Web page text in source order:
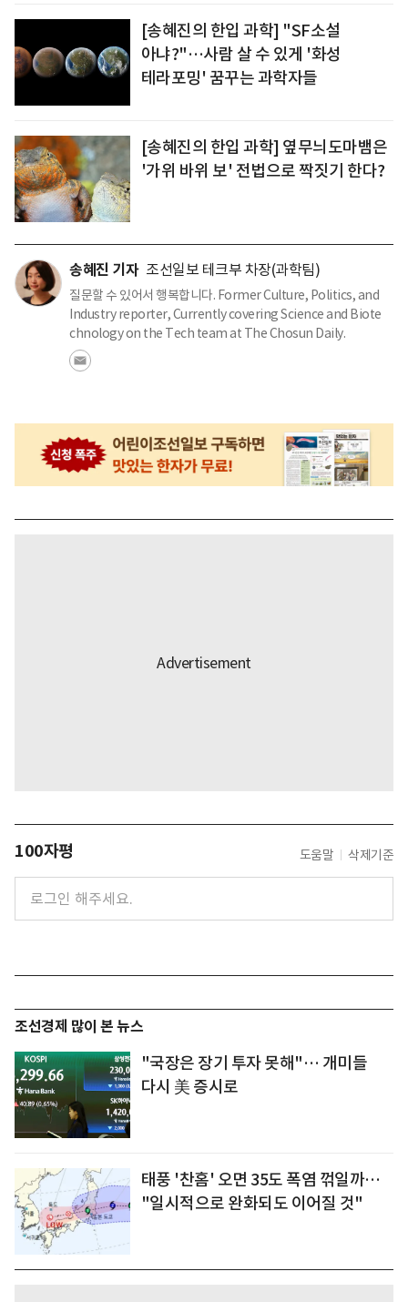
[송혜진의 한입 과학] "SF소설
아냐?"…사람 살 수 있게 '화성
테라포밍' 꿈꾸는 과학자들
[송혜진의 한입 과학] 옆무늬도마뱀은
'가위 바위 보' 전법으로 짝짓기 한다?
송혜진 기자 조선일보 테크부 차장(과학팀)
질문할 수 있어서 행복합니다. Former Culture, Politics, and
Industry reporter, Currently covering Science and Biote
chnology on the Tech team at The Chosun Daily.
100자평 도움말 삭제기준
조선경제 많이 본 뉴스
"국장은 장기 투자 못해"… 개미들
다시 美 증시로
태풍 '찬홈' 오면 35도 폭염 꺾일까…
"일시적으로 완화되도 이어질 것"